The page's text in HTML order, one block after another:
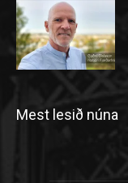
Mest lesið núna